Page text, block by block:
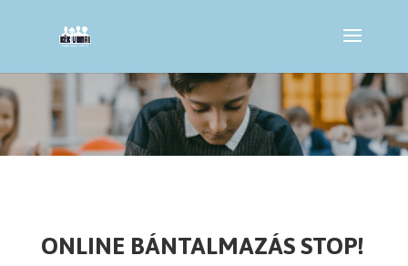
ONLINE BÁNTALMAZÁS STOP!